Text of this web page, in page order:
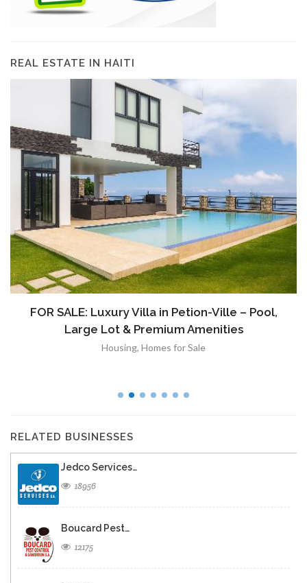
REAL ESTATE IN HAITI
FOR SALE: Luxury Villa in Petion-Ville – Pool,
Large Lot & Premium Amenities
Housing, Homes for Sale
RELATED BUSINESSES
Jedco Services…
18956
Boucard Pest…
12175